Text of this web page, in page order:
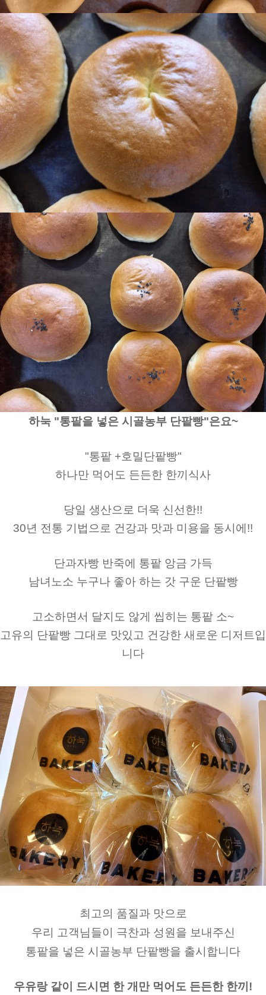
하눅 "통팥을 넣은 시골농부 단팥빵"은요~
"통팥 +호밀단팥빵"
하나만 먹어도 든든한 한끼식사
당일 생산으로 더욱 신선한!!
30년 전통 기법으로 건강과 맛과 미용을 동시에!!
단과자빵 반죽에 통팥 앙금 가득
남녀노소 누구나 좋아 하는 갓 구운 단팥빵
고소하면서 달지도 않게 씹히는 통팥 소~
고유의 단팥빵 그대로 맛있고 건강한 새로운 디저트입
니다
최고의 품질과 맛으로
우리 고객님들이 극찬과 성원을 보내주신
통팥을 넣은 시골농부 단팥빵을 출시합니다
우유랑 같이 드시면 한 개만 먹어도 든든한 한끼!